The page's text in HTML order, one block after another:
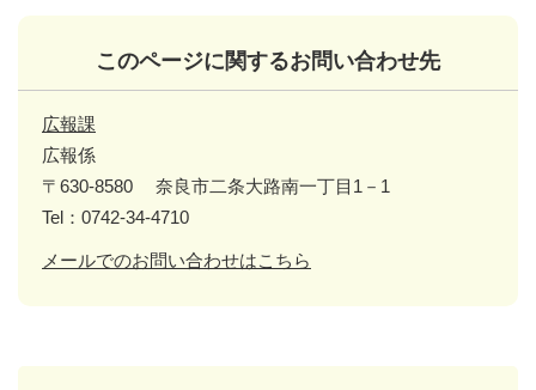
このページに関するお問い合わせ先
広報課
広報係
〒630-8580
奈良市二条大路南一丁目1－1
Tel：0742-34-4710
メールでのお問い合わせはこちら